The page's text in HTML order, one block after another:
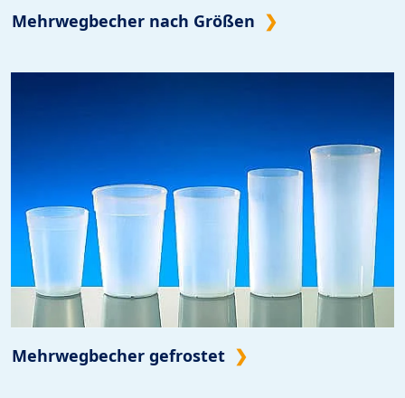
Mehrwegbecher nach Größen
Mehrwegbecher gefrostet